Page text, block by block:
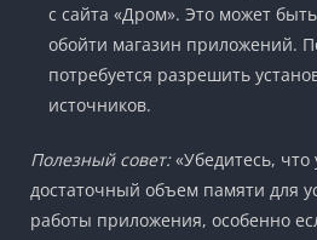
с сайта «Дром». Это может
обойти магазин приложений.
потребуется разрешить
источников.
Полезный совет:«Убедитесь, что
достаточный объем памяти для
работы приложения, особенно